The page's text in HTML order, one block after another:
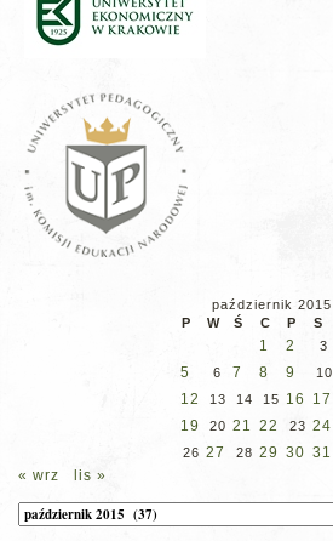
październik 2015
P
W Ś C P S
1 2 3
5
6 7 8 9 10
12
13 14 15 16 17
19
20 21 22 23 24
26 27 28 29 30 31
« wrz
lis »
Archiwum